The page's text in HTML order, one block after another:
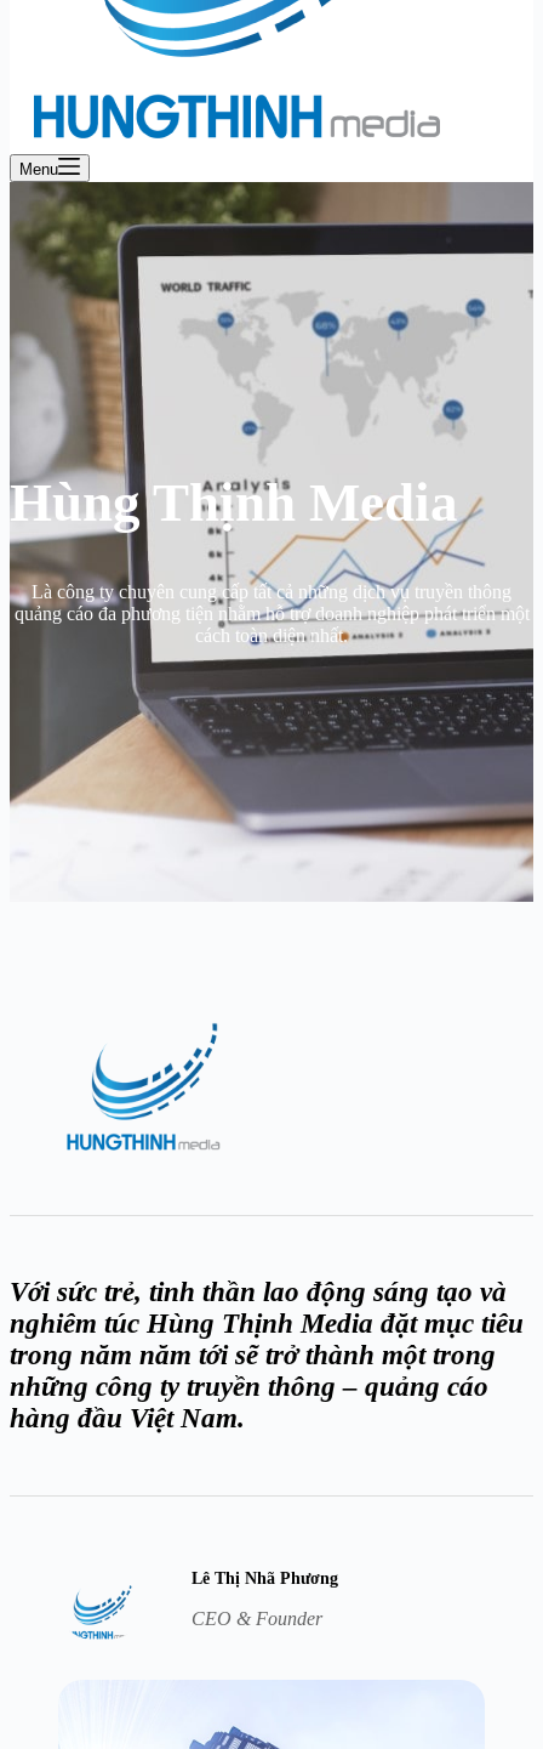
Menu
Hùng Thịnh Media
Là công ty chuyên cung cấp tất cả những dịch vụ truyền thông
quảng cáo đa phương tiện nhằm hỗ trợ doanh nghiệp phát triển một
cách toàn diện nhất.
Với sức trẻ, tinh thần lao động sáng tạo và
nghiêm túc Hùng Thịnh Media đặt mục tiêu
trong năm năm tới sẽ trở thành một trong
những công ty truyền thông – quảng cáo
hàng đầu Việt Nam.
Lê Thị Nhã Phương
CEO & Founder